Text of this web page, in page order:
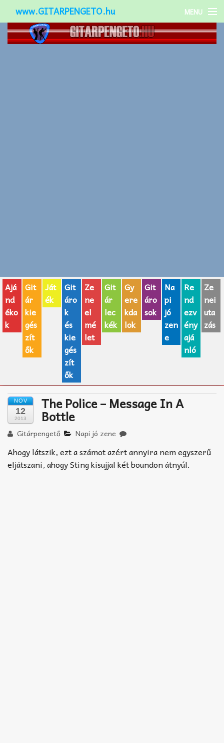
www.GITARPENGETO.hu MENU
Népszerű-
AJÁNDÉK ÖTLETEK
Vicces
GITÁR MÁRKÁK
TOP100 nóta
Zeneiskolák
Zeneszerzés alapjai
Akkord-kotta
TABok
Ajá
nd
éko
k
Git
ár
kie
gés
zít
ők
Ját
ék
Git
áro
k
és
kie
gés
zít
ők
Ze
ne
el
mé
let
Git
ár
lec
kék
Gy
ere
kda
lok
Git
áro
sok
Na
pi
jó
zen
e
Re
nd
ezv
ény
ajá
nló
Ze
nei
uta
zás
NOV
12
2013
The Police – Message In A
Bottle
Gitárpengető Napi jó zene
Ahogy látszik, ezt a számot azért annyira nem egyszerű
eljátszani, ahogy Sting kisujjal két boundon átnyúl.